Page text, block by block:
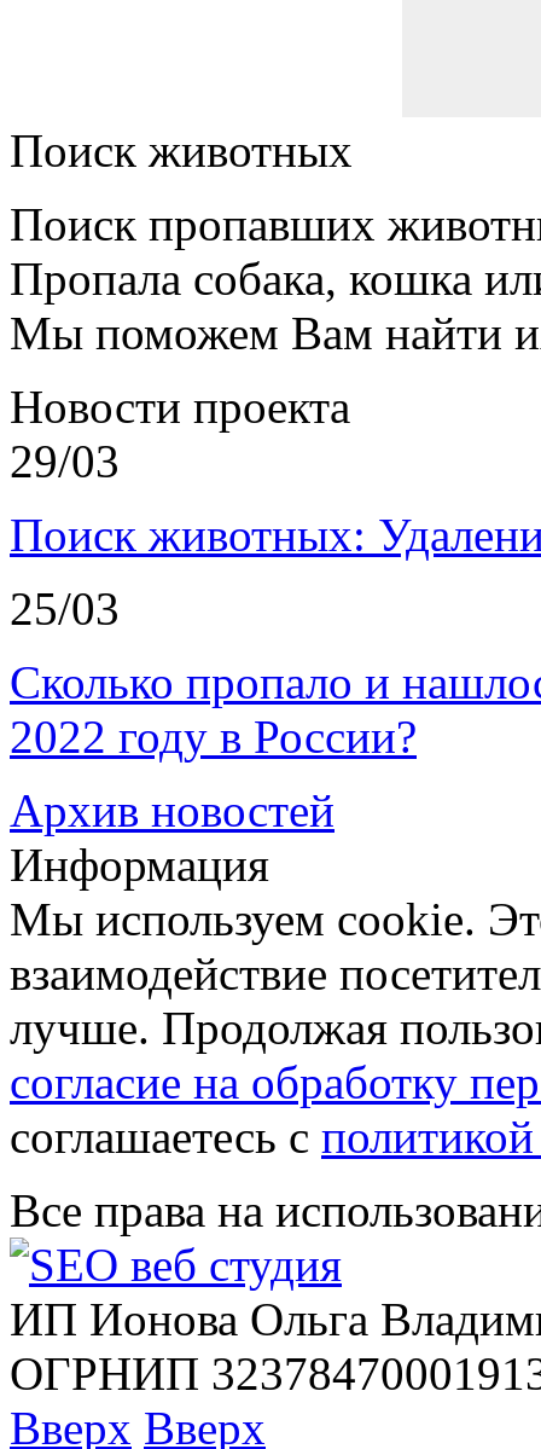
Поиск животных
Поиск пропавших
Пропала собака, кошка
Мы поможем Вам найти
Новости проекта
29/03
Поиск животных:
25/03
Сколько пропало и
2022 году в России?
Архив новостей
Информация
Мы используем cookie.
взаимодействие
лучше. Продолжая
согласие на обработку
соглашаетесь с
Все права на
ИП Ионова Ольга
ОГРНИП
Вверх Вверх